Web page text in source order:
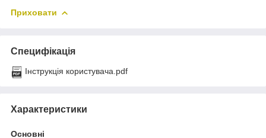
Приховати
Специфікація
Інструкція користувача.pdf
Характеристики
Основні